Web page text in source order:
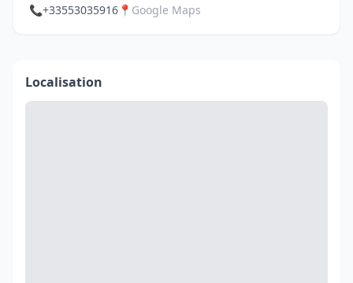
📞+33553035916 📍 Google Maps
Localisation